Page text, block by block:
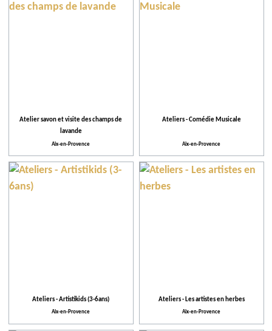
Atelier savon et visite des champs de
lavande
Aix-en-Provence
Ateliers - Comédie Musicale
Aix-en-Provence
Ateliers - Artistikids (3-6ans)
Aix-en-Provence
Ateliers - Les artistes en herbes
Aix-en-Provence